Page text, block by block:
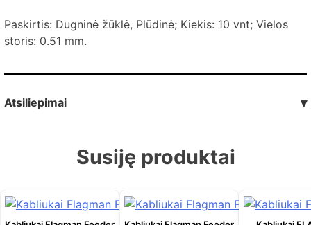
Paskirtis: Dugninė žūklė, Plūdinė; Kiekis: 10 vnt; Vielos
storis: 0.51 mm.
Atsiliepimai ▾
Susiję produktai